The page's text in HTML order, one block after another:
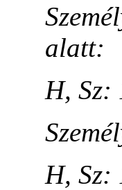
alatt:
H, Sz:
H, Sz: